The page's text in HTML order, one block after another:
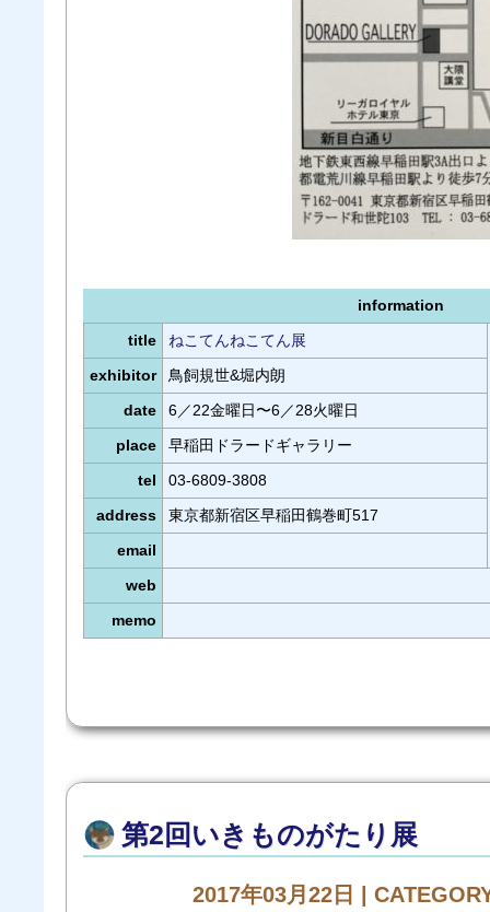
information
title
ねこてんねこてん展
exhibitor
鳥飼規世&堀内朗
date
6／22金曜日〜6／28火曜日
place
早稲田ドラードギャラリー
tel
03-6809-3808
address
東京都新宿区早稲田鶴巻町517
email
web
memo
第2回いきものがたり展
2017年03月22日 |